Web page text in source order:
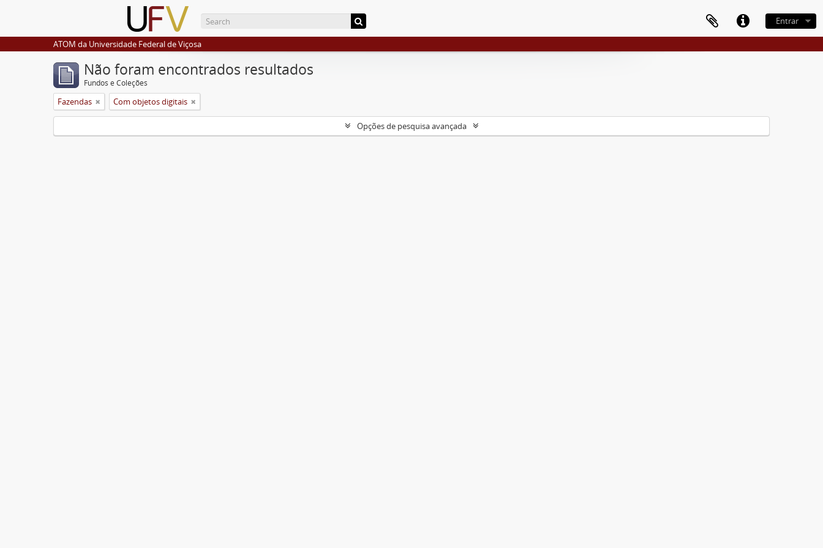
Entrar
ATOM da Universidade Federal de Viçosa
Não foram encontrados resultados
Fundos e Coleções
Fazendas Com objetos digitais
Opções de pesquisa avançada